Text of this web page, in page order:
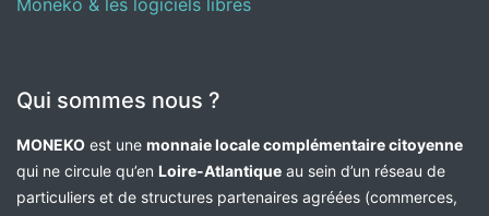
Moneko & les logiciels libres
Qui sommes nous ?
MONEKO est une monnaie locale complémentaire citoyenne
qui ne circule qu’en Loire-Atlantique au sein d’un réseau de
particuliers et de structures partenaires agréées (commerces,